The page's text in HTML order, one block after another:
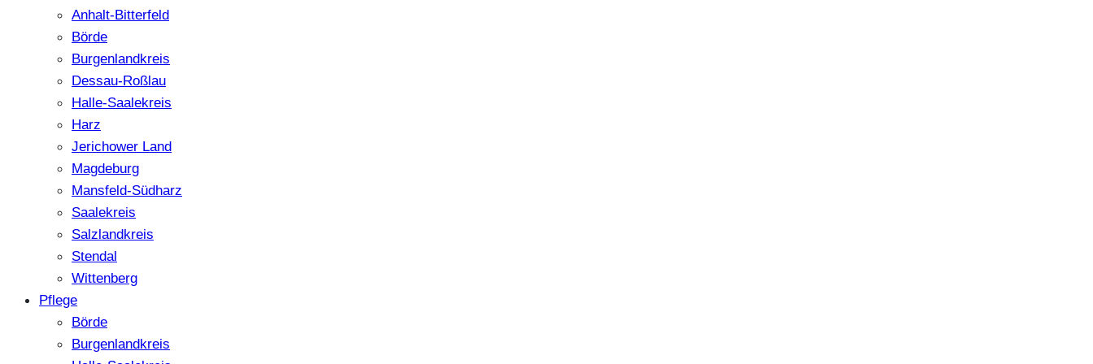
Anhalt-Bitterfeld
Börde
Burgenlandkreis
Dessau-Roßlau
Halle-Saalekreis
Harz
Jerichower Land
Magdeburg
Mansfeld-Südharz
Saalekreis
Salzlandkreis
Stendal
Wittenberg
Pflege
Börde
Burgenlandkreis